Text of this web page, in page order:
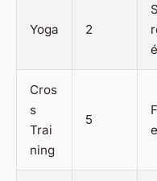
Yoga 2
Cros
s
Trai
ning
5